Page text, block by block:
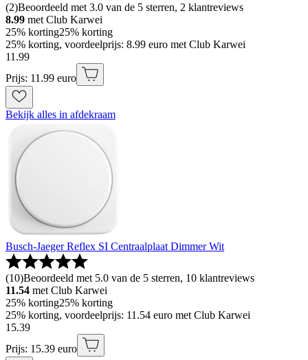
(2)Beoordeeld met 3.0 van de 5 sterren, 2 klantreviews
8.99 met Club Karwei
25% korting25% korting
25% korting, voordeelprijs: 8.99 euro met Club Karwei
11 .99
Prijs: 11.99 euro
Bekijk alles in afdekraam
Busch-Jaeger Reflex SI Centraalplaat Dimmer Wit
(10)Beoordeeld met 5.0 van de 5 sterren, 10 klantreviews
11.54 met Club Karwei
25% korting25% korting
25% korting, voordeelprijs: 11.54 euro met Club Karwei
15.39
Prijs: 15.39 euro